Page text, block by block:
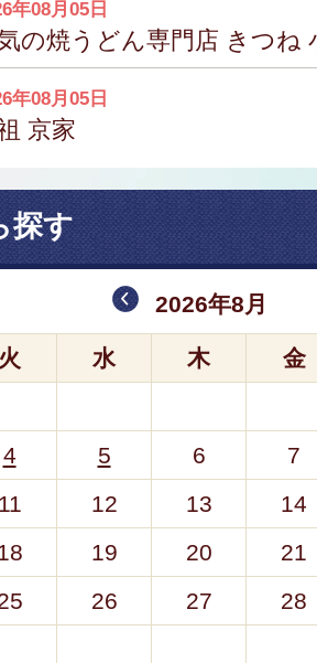
年08月05日
の焼うどん専門店 きつね
年08月05日
京家
探す
2026年8月
火 水 木 金
4 5 6
7
11 12 13
14
19 20
21
26 27
28